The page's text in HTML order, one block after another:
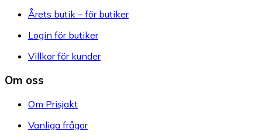
Årets butik – för butiker
Login för butiker
Villkor för kunder
Om oss
Om Prisjakt
Vanliga frågor